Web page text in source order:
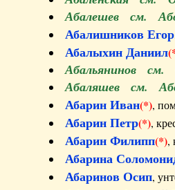
Абалешев см.
Абалишников Егор
Абалыхин Даниил
Абальянинов см.
Абаляшев см.
Абарин Иван(*),
Абарин Петр(*),
Абарин Филипп(*),
Абарина
Абаринов Осип,